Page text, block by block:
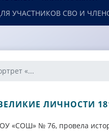
УЧАСТНИКОВ СВО И
«...
ЛИЧНОСТИ
«СОШ» № 76, провела